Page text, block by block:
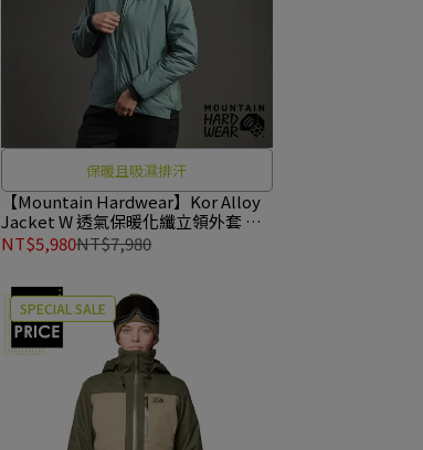
保暖且吸濕排汗
【Mountain Hardwear】Kor Alloy
Jacket W 透氣保暖化纖立領外套 女
款 鼠尾草藍 #2128761
NT$5,980NT$7,980
SPECIAL SALE